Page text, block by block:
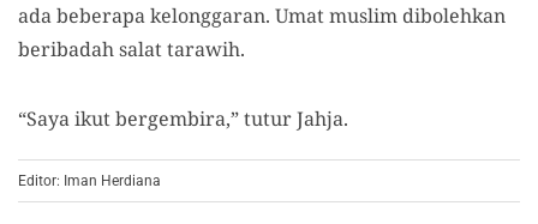
ada beberapa kelonggaran. Umat muslim dibolehkan
beribadah salat tarawih.
“Saya ikut bergembira,” tutur Jahja.
Editor: Iman Herdiana